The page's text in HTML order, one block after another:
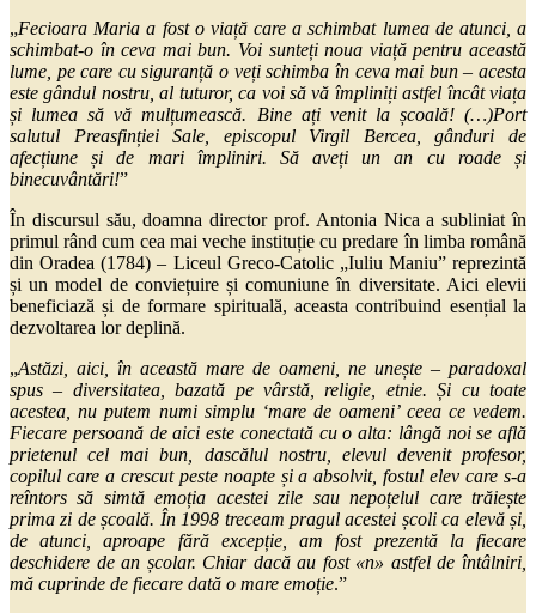
„Fecioara Maria a fost o viață care a schimbat lumea de atunci, a
schimbat-o în ceva mai bun. Voi sunteți noua viață pentru această
lume, pe care cu siguranță o veți schimba în ceva mai bun – acesta
este gândul nostru, al tuturor, ca voi să vă împliniți astfel încât viața
și lumea să vă mulțumească. Bine ați venit la școală! (…)Port
salutul Preasfinției Sale, episcopul Virgil Bercea, gânduri de
afecțiune și de mari împliniri. Să aveți un an cu roade și
binecuvântări!”
În discursul său, doamna director prof. Antonia Nica a subliniat în
primul rând cum cea mai veche instituție cu predare în limba română
din Oradea (1784) – Liceul Greco-Catolic „Iuliu Maniu” reprezintă
și un model de conviețuire și comuniune în diversitate. Aici elevii
beneficiază și de formare spirituală, aceasta contribuind esențial la
dezvoltarea lor deplină.
„Astăzi, aici, în această mare de oameni, ne unește – paradoxal
spus – diversitatea, bazată pe vârstă, religie, etnie. Și cu toate
acestea, nu putem numi simplu ‘mare de oameni’ ceea ce vedem.
Fiecare persoană de aici este conectată cu o alta: lângă noi se află
prietenul cel mai bun, dascălul nostru, elevul devenit profesor,
copilul care a crescut peste noapte și a absolvit, fostul elev care s-a
reîntors să simtă emoția acestei zile sau nepoțelul care trăiește
prima zi de școală. În 1998 treceam pragul acestei școli ca elevă și,
de atunci, aproape fără excepție, am fost prezentă la fiecare
deschidere de an școlar. Chiar dacă au fost «n» astfel de întâlniri,
mă cuprinde de fiecare dată o mare emoție.”